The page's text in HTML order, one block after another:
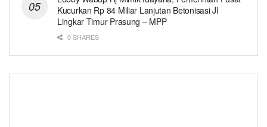
Kucurkan Rp 84 Miliar Lanjutan Betonisasi Jl
Lingkar Timur Prasung – MPP
0 SHARES